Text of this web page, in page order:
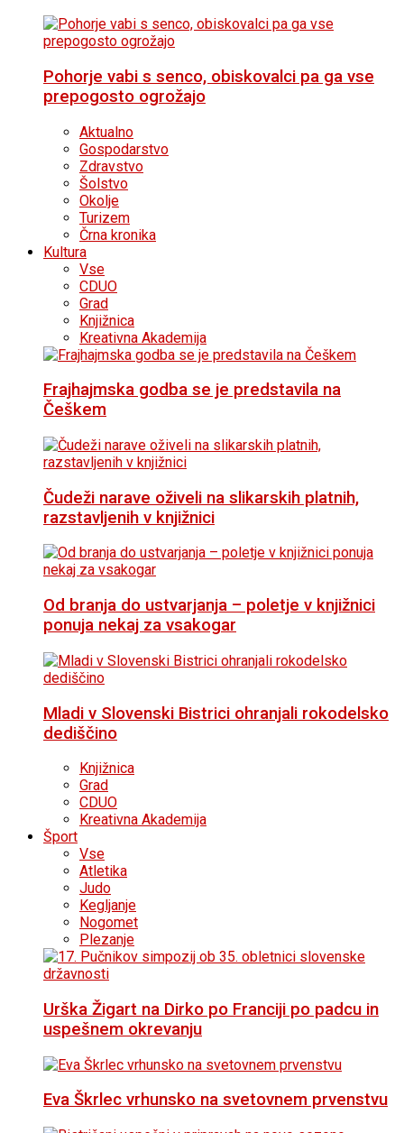
Pohorje vabi s senco, obiskovalci pa ga vse
prepogosto ogrožajo
Aktualno
Gospodarstvo
Zdravstvo
Šolstvo
Okolje
Turizem
Črna kronika
Kultura
Vse
CDUO
Grad
Knjižnica
Kreativna Akademija
Frajhajmska godba se je predstavila na
Češkem
Čudeži narave oživeli na slikarskih platnih,
razstavljenih v knjižnici
Od branja do ustvarjanja – poletje v knjižnici
ponuja nekaj za vsakogar
Mladi v Slovenski Bistrici ohranjali rokodelsko
dediščino
Knjižnica
Grad
CDUO
Kreativna Akademija
Šport
Vse
Atletika
Judo
Kegljanje
Nogomet
Plezanje
Urška Žigart na Dirko po Franciji po padcu in
uspešnem okrevanju
Eva Škrlec vrhunsko na svetovnem prvenstvu